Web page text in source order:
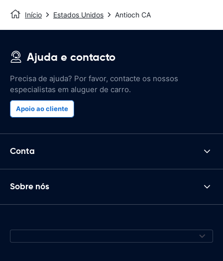
Início Estados Unidos Antioch CA
Ajuda e contacto
Precisa de ajuda? Por favor, contacte os nossos
especialistas em aluguer de carro.
Apoio ao cliente
Conta
Sobre nós